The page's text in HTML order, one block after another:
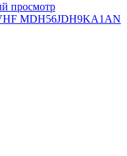
просмотр
MDH56JDH9KA1AN